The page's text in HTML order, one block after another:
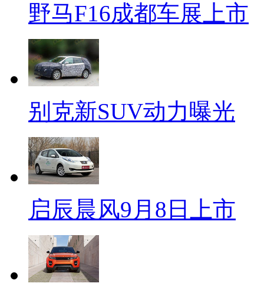
野马F16成都车展上市
别克新SUV动力曝光
启辰晨风9月8日上市